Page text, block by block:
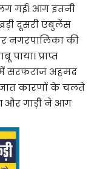
गई। आग इतनी
दूसरी एंबुलेंस
नगरपालिका की
प्राप्त
सरफराज अहमद
कारणों के चलते
गाड़ी ने आग